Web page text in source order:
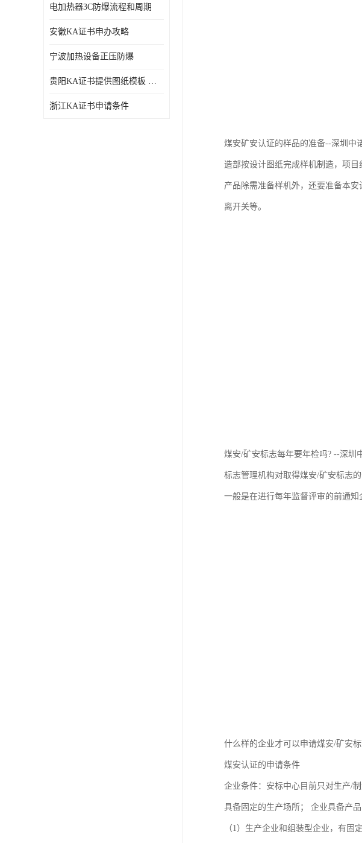
电加热器3C防爆流程和周期
安徽KA证书申办攻略
宁波加热设备正压防爆
贵阳KA证书提供图纸模板 深圳中诺检测
浙江KA证书申请条件
煤安矿安认证的样品的准备--深圳中
造部按设计图纸完成样机制造，项
产品除需准备样机外，还要准备本
离开关等。
煤安/矿安标志每年要年检吗? --深圳
标志管理机构对取得煤安/矿安标志
一般是在进行每年监督评审的前通知
什么样的企业才可以申请煤安/矿安
煤安认证的申请条件
企业条件：安标中心目前只对生产/
具备固定的生产场所； 企业具备产
（1）生产企业和组装型企业，有固